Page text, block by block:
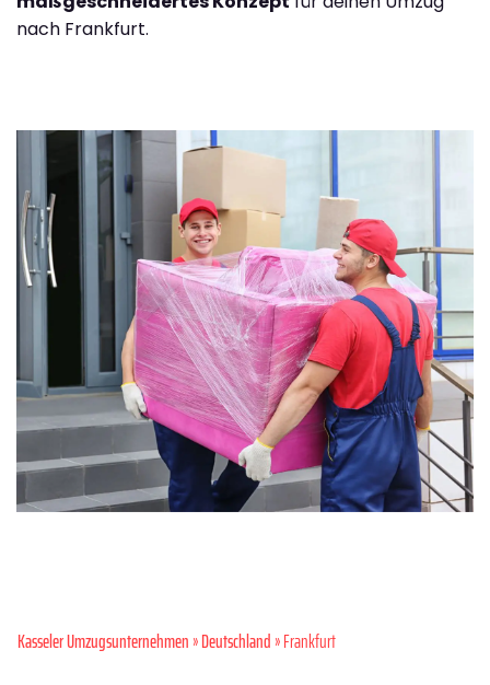
nach Frankfurt.
Kasseler Umzugsunternehmen»Deutschland» Frankfurt